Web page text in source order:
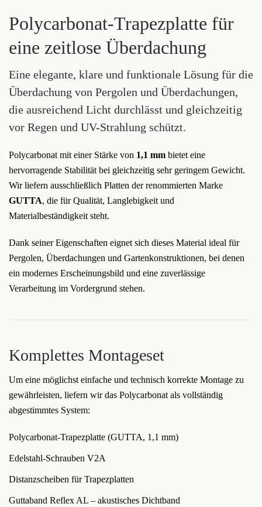
Polycarbonat-Trapezplatte für
eine zeitlose Überdachung
Eine elegante, klare und funktionale Lösung für die
Überdachung von Pergolen und Überdachungen,
die ausreichend Licht durchlässt und gleichzeitig
vor Regen und UV-Strahlung schützt.
Polycarbonat mit einer Stärke von 1,1 mm bietet eine
hervorragende Stabilität bei gleichzeitig sehr geringem Gewicht.
Wir liefern ausschließlich Platten der renommierten Marke
GUTTA, die für Qualität, Langlebigkeit und
Materialbeständigkeit steht.
Dank seiner Eigenschaften eignet sich dieses Material ideal für
Pergolen, Überdachungen und Gartenkonstruktionen, bei denen
ein modernes Erscheinungsbild und eine zuverlässige
Verarbeitung im Vordergrund stehen.
Komplettes Montageset
Um eine möglichst einfache und technisch korrekte Montage zu
gewährleisten, liefern wir das Polycarbonat als vollständig
abgestimmtes System:
Polycarbonat-Trapezplatte (GUTTA, 1,1 mm)
Edelstahl-Schrauben V2A
Distanzscheiben für Trapezplatten
Guttaband Reflex AL – akustisches Dichtband